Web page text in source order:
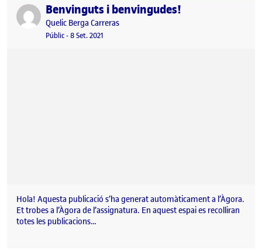
Publicat perBenvinguts i benvingudes!
Publicat per
Quelic Berga Carreras
Visibilitat:
Públic-Data de publicació
8 Set. 2021
Hola! Aquesta publicació s’ha generat automàticament a l’Àgora.
Et trobes a l’Àgora de l’assignatura. En aquest espai es recolliran
totes les publicacions…